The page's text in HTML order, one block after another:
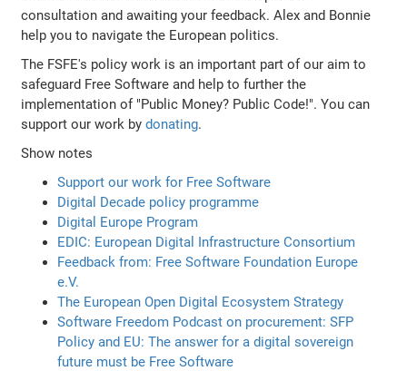
consultation and awaiting your feedback. Alex and Bonnie
help you to navigate the European politics.
The FSFE's policy work is an important part of our aim to
safeguard Free Software and help to further the
implementation of "Public Money? Public Code!". You can
support our work bydonating.
Show notes
Support our work for Free Software
Digital Decade policy programme
Digital Europe Program
EDIC: European Digital Infrastructure Consortium
Feedback from: Free Software Foundation Europe
e.V.
The European Open Digital Ecosystem Strategy
Software Freedom Podcast on procurement: SFP
Policy and EU: The answer for a digital sovereign
future must be Free Software